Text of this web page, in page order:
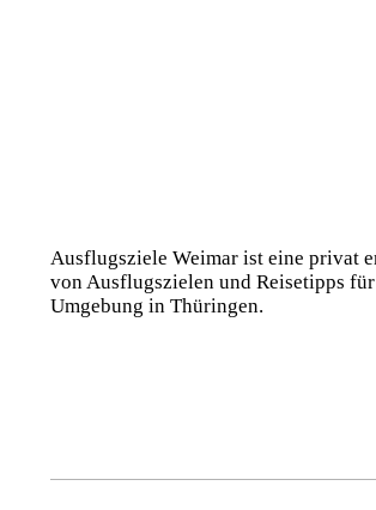
Ausflugsziele Weimar ist eine privat
von Ausflugszielen und Reisetipps
Umgebung in Thüringen.